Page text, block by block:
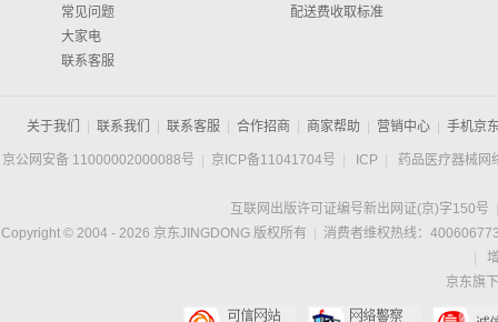
常见问题
大家电
联系客服
配送费收取标准
关于我们 联系我们 联系客服 合作招商 商家帮助 营销中心 手机京
京公网安备 11000002000088号 京ICP备11041704号 ICP 药品医疗器械网
互联网出版许可证编号新出网证(京)字150号
Copyright © 2004 - 2026 京东JINGDONG 版权所有
消费者维权热线：
京东旗